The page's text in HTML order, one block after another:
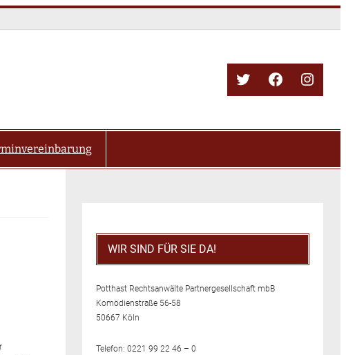
TwitterFacebook
WIR SIND FÜR SIE DA!
Potthast Rechtsanwälte Partnergesellschaft mbB
Komödienstraße 56-58
50667 Köln
Telefon: 0221 99 22 46 – 0